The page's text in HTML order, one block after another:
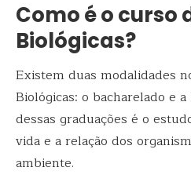
Como é o curso
Biológicas?
Existem duas modalidades
Biológicas: o bacharelado e
dessas graduações é o
vida e a relação dos
ambiente.